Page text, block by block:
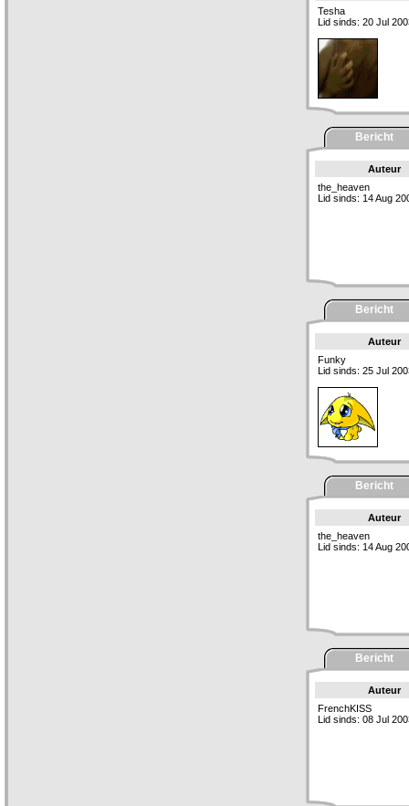
Tesha
Lid sinds: 20 Jul
Bericht
Auteur
the_heaven
Lid sinds: 14 Aug
Bericht
Auteur
Funky
Lid sinds: 25 Jul
Bericht
Auteur
the_heaven
Lid sinds: 14 Aug
Bericht
Auteur
FrenchKISS
Lid sinds: 08 Jul